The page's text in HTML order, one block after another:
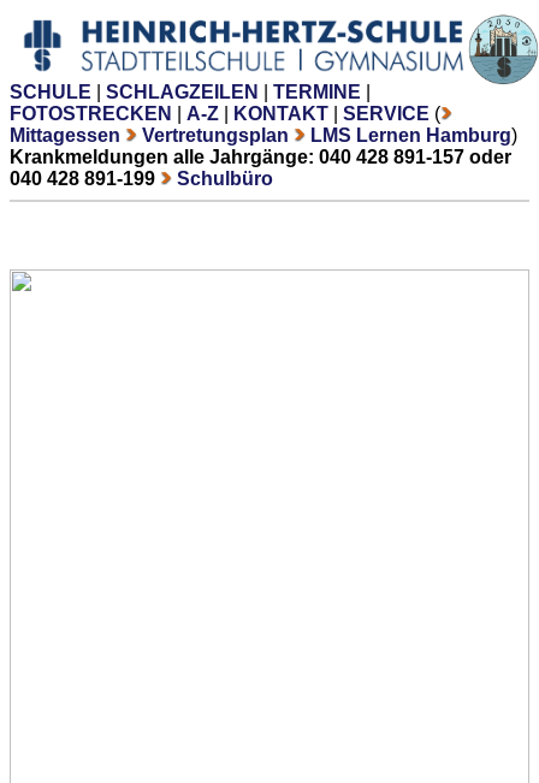
SCHULE SCHLAGZEILEN TERMINE
FOTOSTRECKEN
A-Z KONTAKT SERVICE (
Mittagessen
Vertretungsplan LMS Lernen Hamburg)
Krankmeldungen alle Jahrgänge: 040 428 891-157 oder
040 428 891-199
Schulbüro